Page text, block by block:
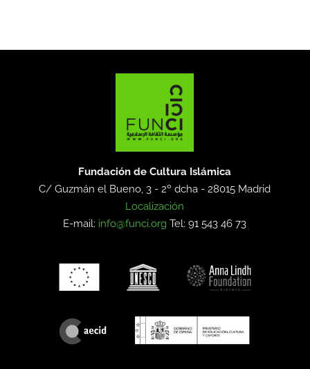
Fundación de Cultura Islámica
C/ Guzmán el Bueno, 3 - 2º dcha -28015 Madrid
Localización
E-mail: info@funci.org Tel: 91 543 46 73